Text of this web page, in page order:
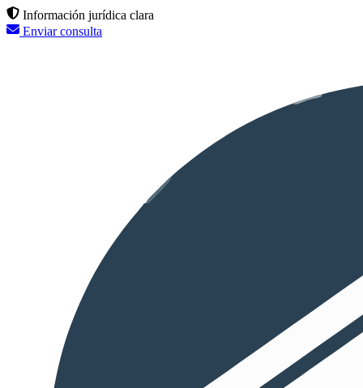
Información jurídica clara
Enviar consulta